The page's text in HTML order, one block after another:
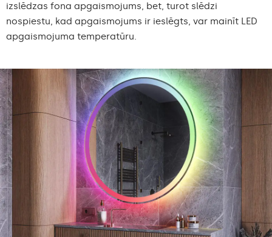
izslēdzas fona apgaismojums, bet, turot slēdzi
nospiestu, kad apgaismojums ir ieslēgts, var mainīt LED
apgaismojuma temperatūru.